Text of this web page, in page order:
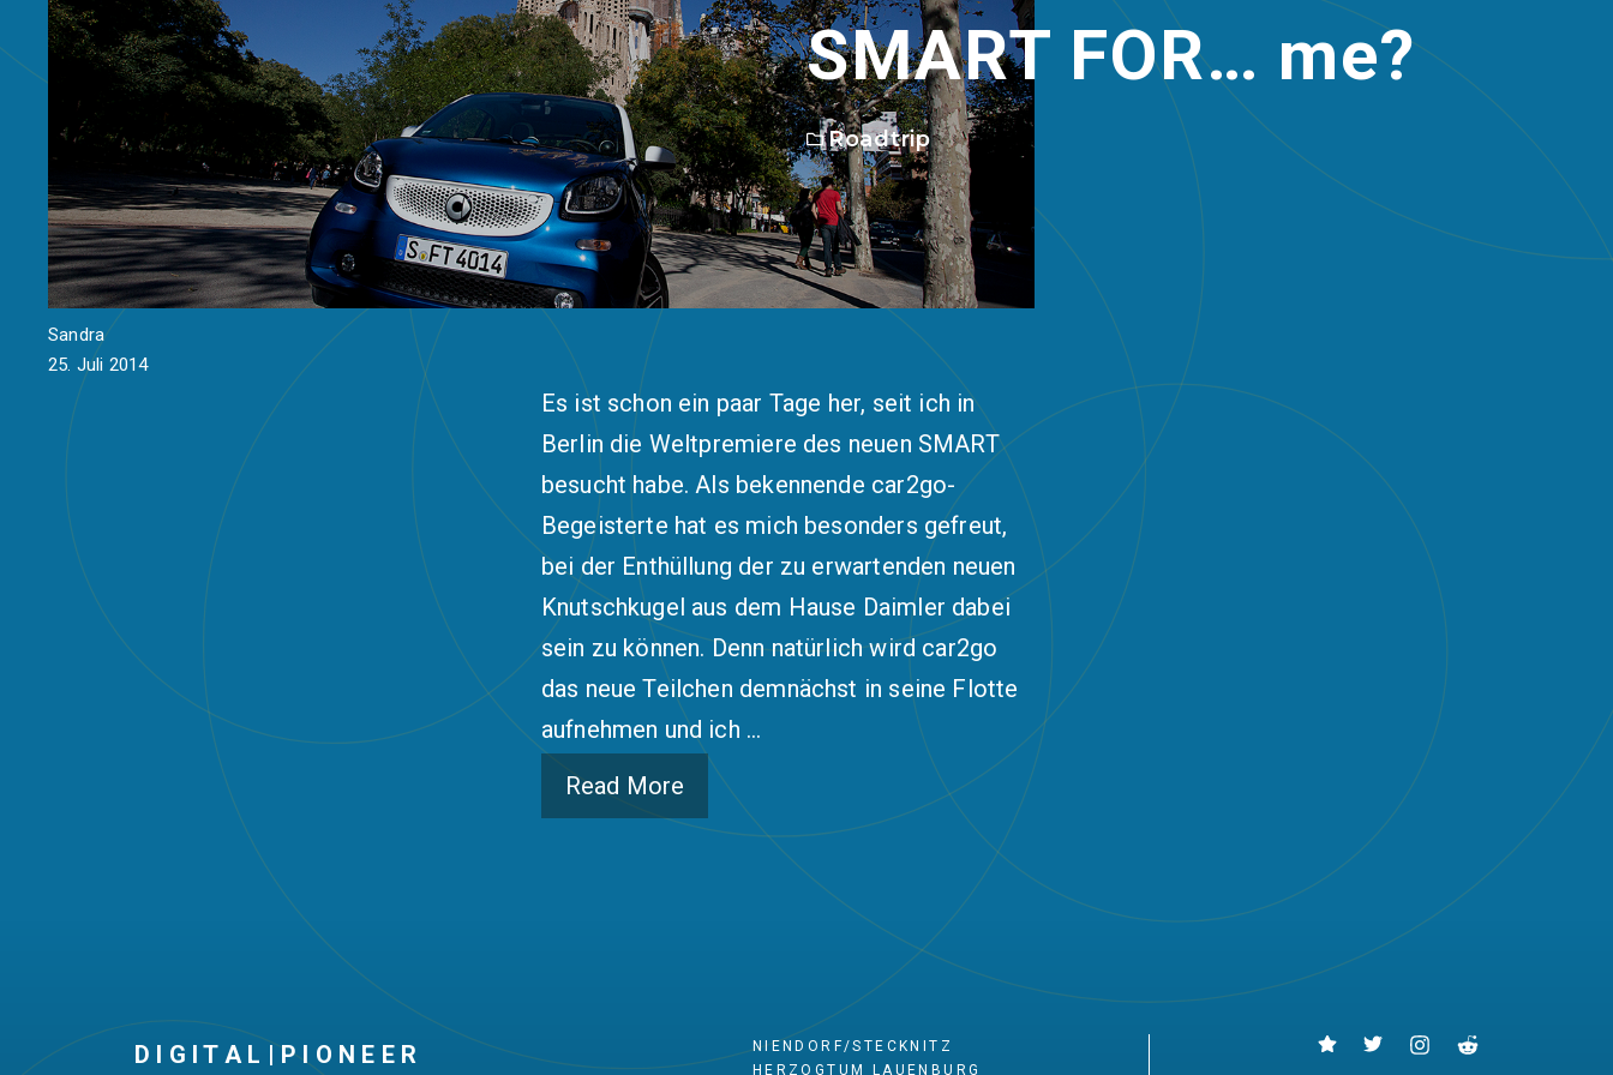
SMART FOR… me?
Roadtrip
Sandra
25. Juli 2014
Es ist schon ein paar Tage her, seit ich in
Berlin die Weltpremiere des neuen SMART
besucht habe. Als bekennende car2go-
Begeisterte hat es mich besonders gefreut,
bei der Enthüllung der zu erwartenden neuen
Knutschkugel aus dem Hause Daimler dabei
sein zu können. Denn natürlich wird car2go
das neue Teilchen demnächst in seine Flotte
aufnehmen und ich …
Read More
D I G I T A L | P I O N E E R
NIENDORF/STECKNITZ
HERZOGTUM LAUENBURG